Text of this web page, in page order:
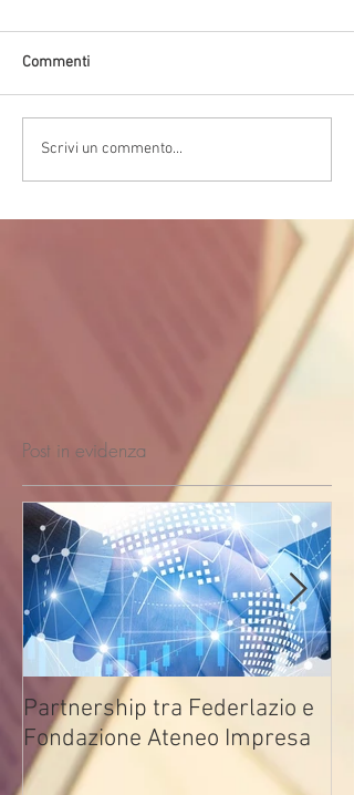
Commenti
Scrivi un commento...
Post in evidenza
Partnership tra Federlazio e
Fondazione Ateneo Impresa